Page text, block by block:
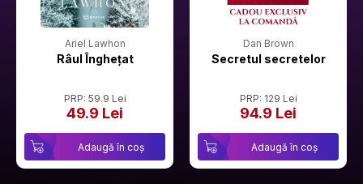
Ariel Lawhon
Râul Înghețat
PRP: 59.9 Lei
49.9 Lei
Adaugă în coș
Dan Brown
Secretul secretelor
PRP: 129 Lei
94.9 Lei
Adaugă în coș